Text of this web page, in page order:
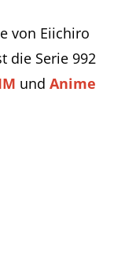
von Eiichiro
die Serie 992
und Anime